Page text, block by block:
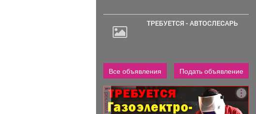
ТРЕБУЕТСЯ - АВТОСЛЕСАРЬ
Все объявления Подать объявление
реклама